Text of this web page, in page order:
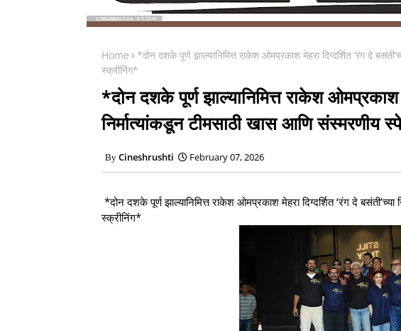
Home
*दोन दशके पूर्ण झाल्यानिमित्त राकेश ओमप्रकाश मेहरा दिग्दर्शित ‘रंग दे
स्क्रीनिंग*
*दोन दशके पूर्ण झाल्यानिमित्त राकेश ओमप्रकाश
निर्मात्यांकडून टीमसाठी खास आणि संस्मरणीय
Cineshrushti February 07, 2026
*दोन दशके पूर्ण झाल्यानिमित्त राकेश ओमप्रकाश मेहरा दिग्दर्शित ‘रंग दे
स्क्रीनिंग*